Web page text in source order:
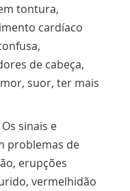
tontura,
cardíaco
de cabeça,
suor, ter mais
Os sinais e
problemas de
erupções
vermelhidão